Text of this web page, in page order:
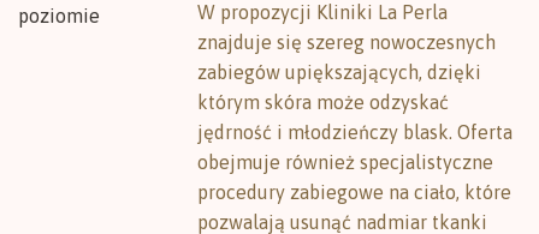
W propozycji Kliniki La Perla
znajduje się szereg nowoczesnych
zabiegów upiększających, dzięki
którym skóra może odzyskać
jędrność i młodzieńczy blask. Oferta
obejmuje również specjalistyczne
procedury zabiegowe na ciało, które
pozwalają usunąć nadmiar tkanki